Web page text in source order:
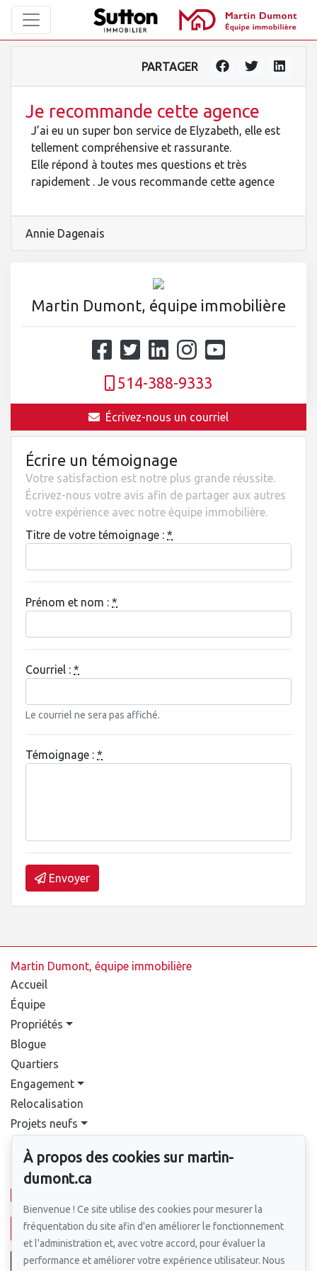
PARTAGER
Je recommande cette agence
J’ai eu un super bon service de Elyzabeth, elle est
tellement compréhensive et rassurante.
Elle répond à toutes mes questions et très
rapidement . Je vous recommande cette agence
Annie Dagenais
Martin Dumont, équipe immobilière
514-388-9333
Écrivez-nous un courriel
Écrire un témoignage
Votre satisfaction est notre plus grande réussite.
Écrivez-nous votre avis afin de partager aux autres
votre expérience avec notre équipe immobilière.
Titre de votre témoignage : *
Prénom et nom : *
Courriel : *
Le courriel ne sera pas affiché.
Témoignage : *
Envoyer
Martin Dumont, équipe immobilière
Accueil
Équipe
Propriétés
Blogue
Quartiers
Engagement
Relocalisation
Projets neufs
Pour nous joindre
Écrivez-nous un courriel
À propos des cookies sur martin-
dumont.ca
Bienvenue ! Ce site utilise des cookies pour mesurer la
fréquentation du site afin d'en améliorer le fonctionnement
et l'administration et, avec votre accord, pour évaluer la
performance et améliorer votre expérience utilisateur. Nous